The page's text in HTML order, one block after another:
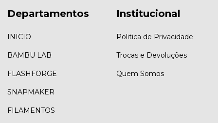
Departamentos
INICIO
BAMBU LAB
FLASHFORGE
SNAPMAKER
FILAMENTOS
Institucional
Politica de Privacidade
Trocas e Devoluções
Quem Somos